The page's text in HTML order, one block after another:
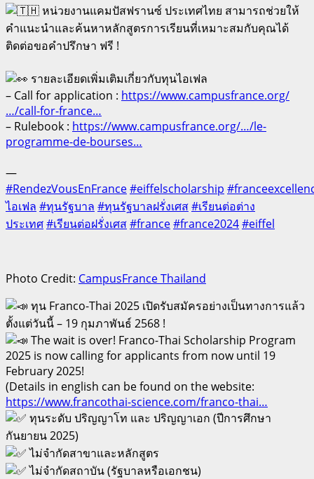
หน่วยงานแคมปัสฟรานซ์ ประเทศไทย สามารถช่วยให้
คำแนะนำและค้นหาหลักสูตรการเรียนที่เหมาะสมกับคุณได้
ติดต่อขอคำปรึกษา ฟรี !
รายละเอียดเพิ่มเติมเกี่ยวกับทุนไอเฟล
– Call for application : https://www.campusfrance.org/
…/call-for-france…
– Rulebook : https://www.campusfrance.org/…/le-
programme-de-bourses…
—
#RendezVousEnFrance#eiffelscholarship
ไอเฟล #ทุนรัฐบาล #ทุนรัฐบาลฝรั่งเศส#เรียนต่อต่าง
ประเทศ#เรียนต่อฝรั่งเศส#france#france2024#eiffel
Photo Credit: CampusFrance Thailand
ทุน Franco-Thai 2025 เปิดรับสมัครอย่างเป็นทางการแล้ว
ตั้งแต่วันนี้ – 19 กุมภาพันธ์ 2568 !
The wait is over! Franco-Thai Scholarship Program
2025 is now calling for applicants from now until 19
February 2025!
(Details in english can be found on the website:
https://www.francothai-science.com/franco-thai…
ทุนระดับ ปริญญาโท และ ปริญญาเอก (ปีการศึกษา
กันยายน 2025)
ไม่จำกัดสาขาและหลักสูตร
ไม่จำกัดสถาบัน (รัฐบาลหรือเอกชน)